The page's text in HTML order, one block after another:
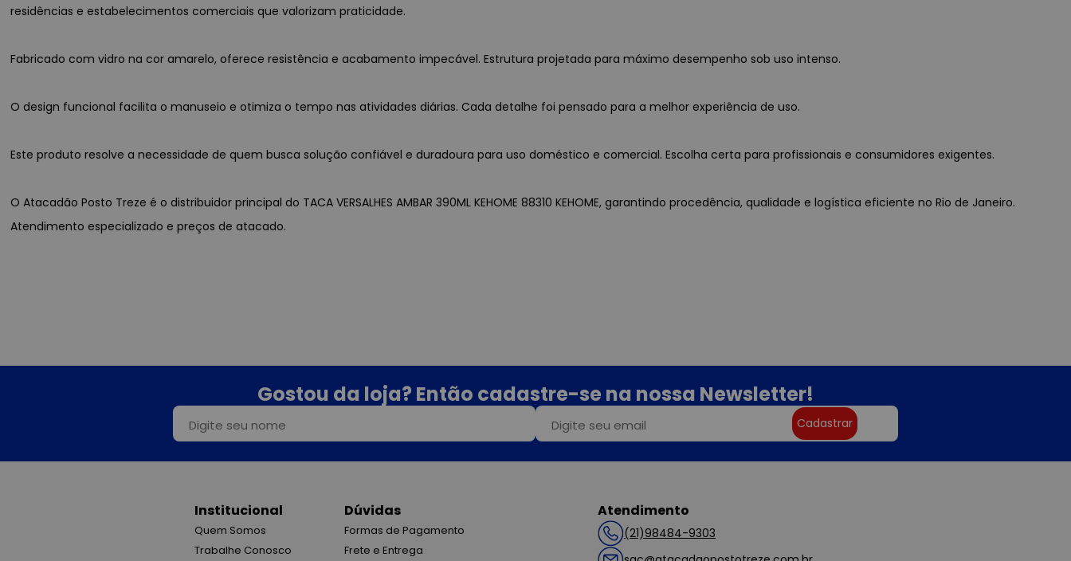
residências e estabelecimentos comerciais que valorizam praticidade.
Fabricado com vidro na cor amarelo, oferece resistência e acabamento impecável. Estrutura projetada para máximo desempenho sob uso intenso.
O design funcional facilita o manuseio e otimiza o tempo nas atividades diárias. Cada detalhe foi pensado para a melhor experiência de uso.
Este produto resolve a necessidade de quem busca solução confiável e duradoura para uso doméstico e comercial. Escolha certa para profissionais e consumidores exigentes.
O Atacadão Posto Treze é o distribuidor principal do TACA VERSALHES AMBAR 390ML KEHOME 88310 KEHOME, garantindo procedência, qualidade e logística eficiente no Rio de Janeiro.
Atendimento especializado e preços de atacado.
Gostou da loja? Então cadastre-se na nossa Newsletter!
Cadastrar
Institucional
Quem Somos
Trabalhe Conosco
Dúvidas
Formas de Pagamento
Frete e Entrega
Atendimento
(21)98484-9303